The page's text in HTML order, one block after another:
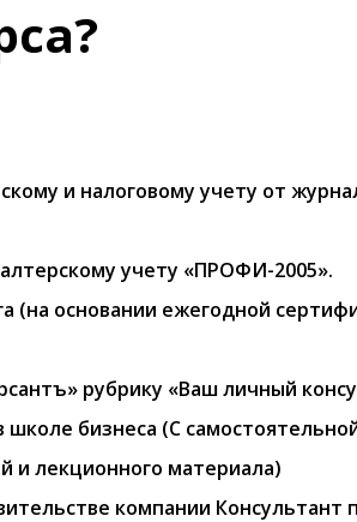
и налоговому учету от
учету «ПРОФИ-2005».
(на основании ежегодной
рубрику «Ваш личный
школе бизнеса (С
и лекционного материала)
компании Консультант